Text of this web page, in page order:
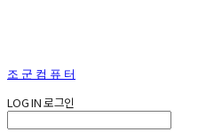
조 군 컴 퓨 터
LOG IN로그인